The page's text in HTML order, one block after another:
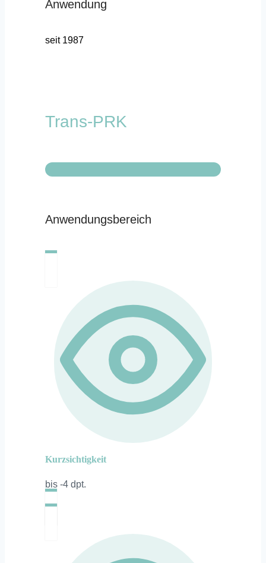
Anwendung
seit 1987
Trans-PRK
Anwendungsbereich
Kurzsichtigkeit
bis -4 dpt.